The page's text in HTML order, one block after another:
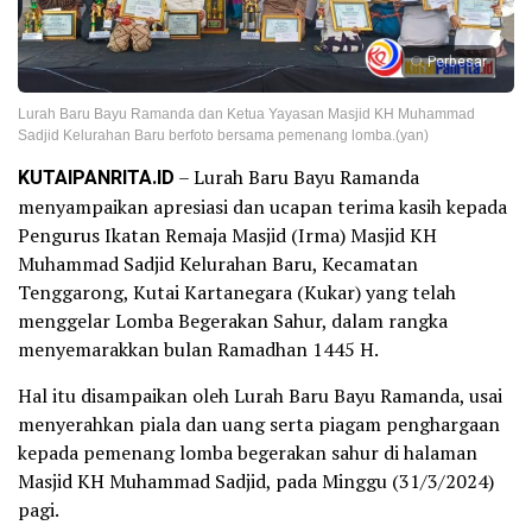
Perbesar
Lurah Baru Bayu Ramanda dan Ketua Yayasan Masjid KH Muhammad
Sadjid Kelurahan Baru berfoto bersama pemenang lomba.(yan)
KUTAIPANRITA.ID – Lurah Baru Bayu Ramanda
menyampaikan apresiasi dan ucapan terima kasih kepada
Pengurus Ikatan Remaja Masjid (Irma) Masjid KH
Muhammad Sadjid Kelurahan Baru, Kecamatan
Tenggarong, Kutai Kartanegara (Kukar) yang telah
menggelar Lomba Begerakan Sahur, dalam rangka
menyemarakkan bulan Ramadhan 1445 H.
Hal itu disampaikan oleh Lurah Baru Bayu Ramanda, usai
menyerahkan piala dan uang serta piagam penghargaan
kepada pemenang lomba begerakan sahur di halaman
Masjid KH Muhammad Sadjid, pada Minggu (31/3/2024)
pagi.